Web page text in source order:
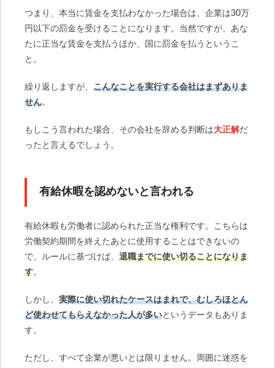
つまり、本当に賃金を支払わなかった場合は、企業は30万
円以下の罰金を受けることになります。当然ですが、あな
たに正当な賃金を支払うほか、国に罰金を払うというこ
と。
繰り返しますが、 こんなことを実行する会社はまずありま
せん。
もしこう言われた場合、その会社を辞める判断は大正解だ
ったと言えるでしょう。
有給休暇を認めないと言われる
有給休暇も労働者に認められた正当な権利です。こちらは
労働契約期間を終えたあとに使用することはできないの
で、ルールに基づけば、 退職までに使い切ることになりま
す。
しかし、 実際に使い切れたケースはまれで、むしろほとん
ど使わせてもらえなかった人が多いというデータもありま
す。
ただし、すべて企業が悪いとは限りません。周囲に迷惑を